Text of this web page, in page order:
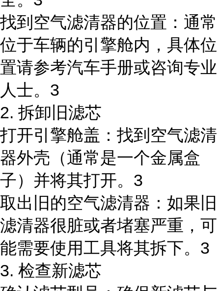
找到空气滤清器的位置：通常
位于车辆的引擎舱内，具体位
置请参考汽车手册或咨询专业
人士。3
2. 拆卸旧滤芯
打开引擎舱盖：找到空气滤清
器外壳（通常是一个金属盒
子）并将其打开。3
取出旧的空气滤清器：如果旧
滤清器很脏或者堵塞严重，可
能需要使用工具将其拆下。3
3. 检查新滤芯